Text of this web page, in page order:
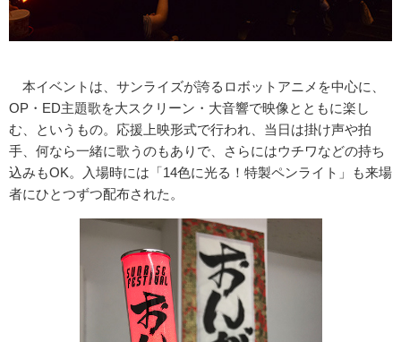
本イベントは、サンライズが誇るロボットアニメを中心に、
OP・ED主題歌を大スクリーン・大音響で映像とともに楽し
む、というもの。応援上映形式で行われ、当日は掛け声や拍
手、何なら一緒に歌うのもありで、さらにはウチワなどの持ち
込みもOK。入場時には「14色に光る！特製ペンライト」も来場
者にひとつずつ配布された。